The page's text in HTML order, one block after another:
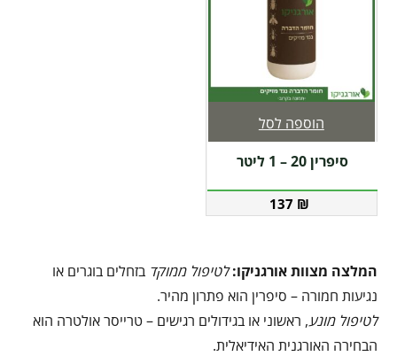
סיפרין 20 – 1 ליטר
137 ₪
הוספה לסל
המלצה מצוות אורגניקו: לטיפול ממוקד בזחלים בוגרים או
נגיעות חמורה – סיפרין הוא פתרון מהיר.
לטיפול מונע, ראשוני או בגידולים רגישים – טרייסר אולטרה הוא
הבחירה האורגנית האידיאלית.